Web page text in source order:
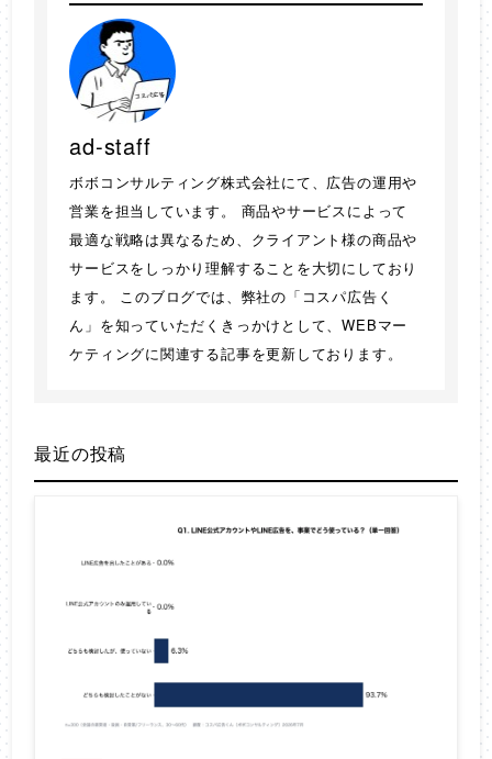
ad-staff
ボボコンサルティング株式会社にて、広告の運用や
営業を担当しています。 商品やサービスによって
最適な戦略は異なるため、クライアント様の商品や
サービスをしっかり理解することを大切にしており
ます。 このブログでは、弊社の「コスパ広告く
ん」を知っていただくきっかけとして、WEBマー
ケティングに関連する記事を更新しております。
最近の投稿